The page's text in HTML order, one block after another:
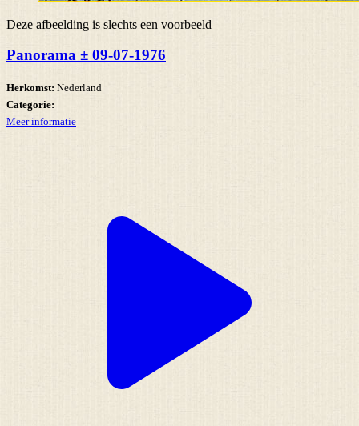
Deze afbeelding is slechts een voorbeeld
Panorama ± 09-07-1976
Herkomst: Nederland
Categorie:
Meer informatie